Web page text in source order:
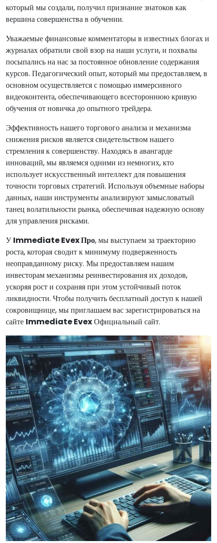
который мы создали, получил признание знатоков как
вершина совершенства в обучении.
Уважаемые финансовые комментаторы в известных блогах и
журналах обратили свой взор на наши услуги, и похвалы
посыпались на нас за постоянное обновление содержания
курсов. Педагогический опыт, который мы предоставляем, в
основном осуществляется с помощью иммерсивного
видеоконтента, обеспечивающего всестороннюю кривую
обучения от новичка до опытного трейдера.
Эффективность нашего торгового анализа и механизма
снижения рисков является свидетельством нашего
стремления к совершенству. Находясь в авангарде
инноваций, мы являемся одними из немногих, кто
использует искусственный интеллект для повышения
точности торговых стратегий. Используя объемные наборы
данных, наши инструменты анализируют замысловатый
танец волатильности рынка, обеспечивая надежную основу
для управления рисками.
УImmediate Evex Про, мы выступаем за траекторию
роста, которая сводит к минимуму подверженность
неоправданному риску. Мы предоставляем нашим
инвесторам механизмы реинвестирования их доходов,
ускоряя рост и сохраняя при этом устойчивый поток
ликвидности. Чтобы получить бесплатный доступ к нашей
сокровищнице, мы приглашаем вас зарегистрироваться на
сайте Immediate EvexОфициальный сайт.